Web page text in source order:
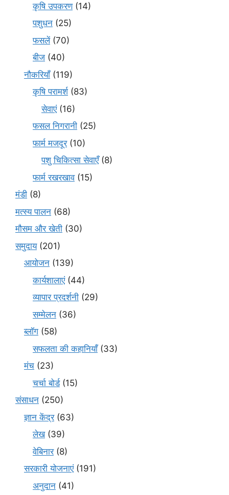
कृषि उपकरण(14)
पशुधन (25)
फसलें(70)
बीज (40)
नौकरियाँ(119)
कृषि परामर्श(83)
सेवाएं(16)
फसल निगरानी (25)
फार्म मजदूर(10)
पशु चिकित्सा सेवाएँ(8)
फार्म रखरखाव(15)
मंडी (8)
मत्स्य पालन (68)
मौसम और खेती (30)
समुदाय(201)
आयोजन (139)
कार्यशालाएं(44)
व्यापार प्रदर्शनी (29)
सम्मेलन (36)
ब्लॉग (58)
सफलता की कहानियाँ(33)
मंच (23)
चर्चा बोर्ड(15)
संसाधन (250)
ज्ञान केंद्र(63)
लेख(39)
वेबिनार(8)
सरकारी योजनाएं(191)
अनुदान (41)